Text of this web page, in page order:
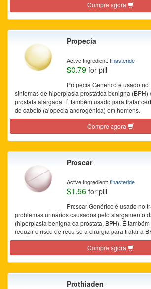
Compre agora
Propecia
Active Ingredient: finasteride
$0.79 for pill
Propecia Generico é usado no
sintomas de hiperplasia prostática benigna (BPH)
próstata alargada. É também usado para tratar
de cabelo (alopecia androgénica) em homens.
Compre agora
Proscar
Active Ingredient: finasteride
$1.56 for pill
Proscar Genérico é usado no
problemas urinários causados pelo alargamento
(hiperplasia benigna da próstata, BPH). É
reduzir o risco de recurso a cirurgia para tratar a
Compre agora
Prothiaden